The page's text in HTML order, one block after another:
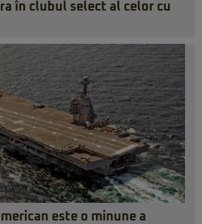
în clubul select al celor cu
este o minune a